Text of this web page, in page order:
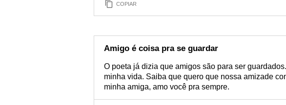
COPIAR
Amigo é coisa pra se guardar
O poeta já dizia que amigos são para ser
minha vida. Saiba que quero que nossa amizade
minha amiga, amo você pra sempre.